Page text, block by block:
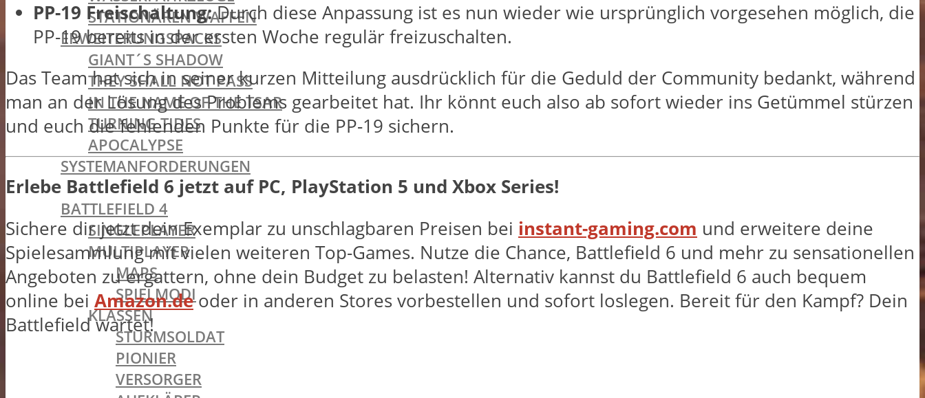
STATIONÄREN WAFFEN
ERWEITERUNGSPACKS
GIANT´S SHADOW
THEY SHALL NOT PASS
IN THE NAME OF THE TSAR
TURNING TIDES
APOCALYPSE
SYSTEMANFORDERUNGEN
BATTLEFIELD OLDIES
BATTLEFIELD 4
SINGLEPLAYER
MULTIPLAYER
MAPS
SPIELMODI
KLASSEN
STURMSOLDAT
PIONIER
VERSORGER
PP-19 Freischaltung:Durch diese Anpassung ist es nun wieder wie ursprünglich vorgesehen möglich, die
PP-19 bereits in der ersten Woche regulär freizuschalten.
Das Team hat sich in seiner kurzen Mitteilung ausdrücklich für die Geduld der Community bedankt, während
man an der Lösung des Problems gearbeitet hat. Ihr könnt euch also ab sofort wieder ins Getümmel stürzen
und euch die fehlenden Punkte für die PP-19 sichern.
Erlebe Battlefield 6 jetzt auf PC, PlayStation 5 und Xbox Series!
Sichere dir jetzt dein Exemplar zu unschlagbaren Preisen bei instant-gaming.com und erweitere deine
Spielesammlung mit vielen weiteren Top-Games. Nutze die Chance, Battlefield 6 und mehr zu sensationellen
Angeboten zu ergattern, ohne dein Budget zu belasten! Alternativ kannst du Battlefield 6 auch bequem
online bei Amazon.deoder in anderen Stores vorbestellen und sofort loslegen. Bereit für den Kampf? Dein
Battlefield wartet!